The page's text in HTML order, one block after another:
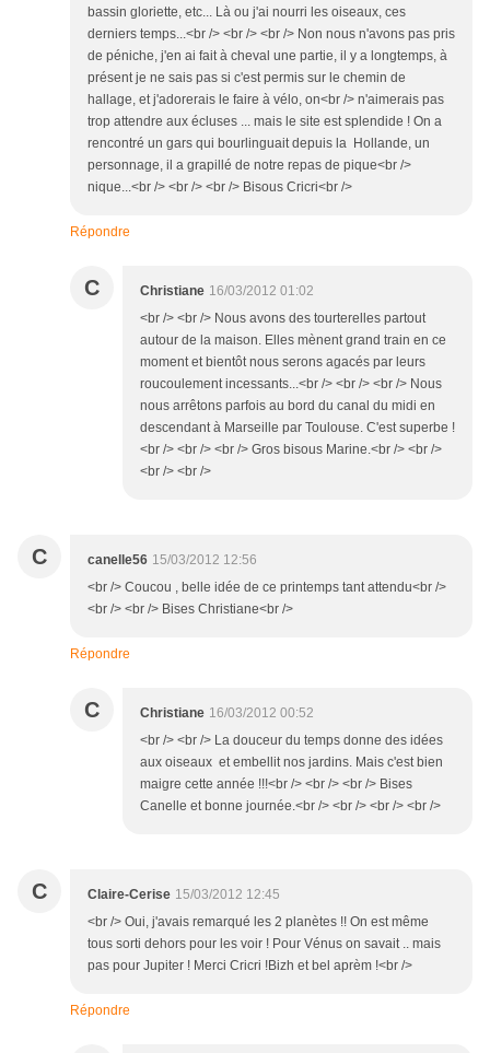
bassin gloriette, etc... Là ou j'ai nourri les oiseaux, ces
derniers temps...<br /> <br /> <br /> Non nous n'avons pas pris
de péniche, j'en ai fait à cheval une partie, il y a longtemps, à
présent je ne sais pas si c'est permis sur le chemin de
hallage, et j'adorerais le faire à vélo, on<br /> n'aimerais pas
trop attendre aux écluses ... mais le site est splendide ! On a
rencontré un gars qui bourlinguait depuis la Hollande, un
personnage, il a grapillé de notre repas de pique<br />
nique...<br /> <br /> <br /> Bisous Cricri<br />
Répondre
C Christiane 16/03/2012 01:02
<br /> <br /> Nous avons des tourterelles partout
autour de la maison. Elles mènent grand train en ce
moment et bientôt nous serons agacés par leurs
roucoulement incessants...<br /> <br /> <br /> Nous
nous arrêtons parfois au bord du canal du midi en
descendant à Marseille par Toulouse. C'est superbe !
<br /> <br /> <br /> Gros bisous Marine.<br /> <br />
<br /> <br />
C canelle56 15/03/2012 12:56
<br /> Coucou , belle idée de ce printemps tant attendu<br />
<br /> <br /> Bises Christiane<br />
Répondre
C Christiane 16/03/2012 00:52
<br /> <br /> La douceur du temps donne des idées
aux oiseaux et embellit nos jardins. Mais c'est bien
maigre cette année !!!<br /> <br /> <br /> Bises
Canelle et bonne journée.<br /> <br /> <br /> <br />
C Claire-Cerise 15/03/2012 12:45
<br /> Oui, j'avais remarqué les 2 planètes !! On est même
tous sorti dehors pour les voir ! Pour Vénus on savait .. mais
pas pour Jupiter ! Merci Cricri !Bizh et bel aprèm !<br />
Répondre